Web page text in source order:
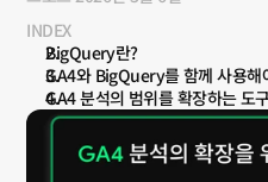
INDEX
BigQuery란?
GA4와 BigQuery를 함께 사용해
GA4 분석의 범위를 확장하는 도